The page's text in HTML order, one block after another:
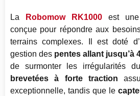
La Robomow RK1000 est une
conçue pour répondre aux
terrains complexes. Il est doté
gestion des pentes allant jusqu’à
de surmonter les irrégularités
brevetées à forte traction
exceptionnelle, tandis que le